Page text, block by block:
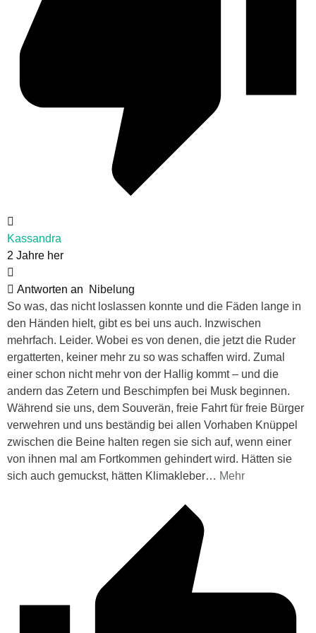
Kassandra
2 Jahre her
Antworten an
Nibelung
So was, das nicht loslassen konnte und die Fäden lange in
den Händen hielt, gibt es bei uns auch. Inzwischen
mehrfach. Leider. Wobei es von denen, die jetzt die Ruder
ergatterten, keiner mehr zu so was schaffen wird. Zumal
einer schon nicht mehr von der Hallig kommt – und die
andern das Zetern und Beschimpfen bei Musk beginnen.
Während sie uns, dem Souverän, freie Fahrt für freie Bürger
verwehren und uns beständig bei allen Vorhaben Knüppel
zwischen die Beine halten regen sie sich auf, wenn einer
von ihnen mal am Fortkommen gehindert wird. Hätten sie
sich auch gemuckst, hätten Klimakleber… Mehr